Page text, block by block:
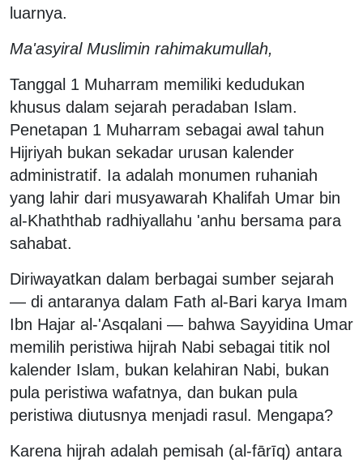
luarnya.
Ma'asyiral Muslimin rahimakumullah,
Tanggal 1 Muharram memiliki kedudukan
khusus dalam sejarah peradaban Islam.
Penetapan 1 Muharram sebagai awal tahun
Hijriyah bukan sekadar urusan kalender
administratif. Ia adalah monumen ruhaniah
yang lahir dari musyawarah Khalifah Umar bin
al-Khaththab radhiyallahu 'anhu bersama para
sahabat.
Diriwayatkan dalam berbagai sumber sejarah
— di antaranya dalam Fath al-Bari karya Imam
Ibn Hajar al-'Asqalani — bahwa Sayyidina Umar
memilih peristiwa hijrah Nabi sebagai titik nol
kalender Islam, bukan kelahiran Nabi, bukan
pula peristiwa wafatnya, dan bukan pula
peristiwa diutusnya menjadi rasul. Mengapa?
Karena hijrah adalah pemisah (al-fārīq) antara